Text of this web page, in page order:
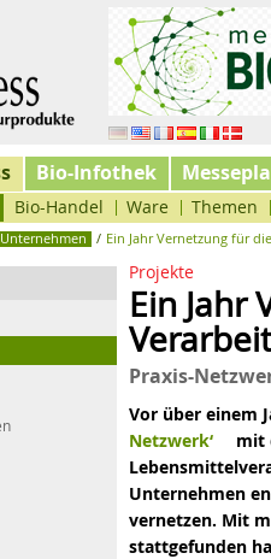
Bio-Handel Ware Themen
Bio-Infothek
/ Ein Jahr Vernetzung für
Projekte
Ein Jahr
Praxis-
Vor über einem
Netzwerk‘
mit
Unternehmen
vernetzen. Mit
stattgefunden